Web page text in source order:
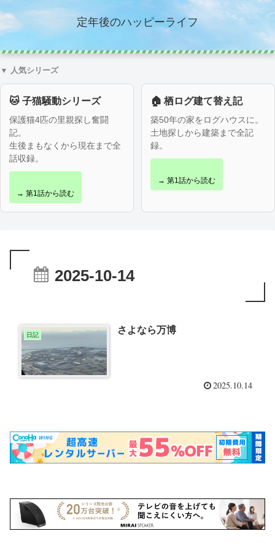
定年後のハッピーライフ
▼ 人気シリーズ
🐱 子猫騒動シリーズ
保護猫4匹の里親探し奮闘
記。
生後まもなくから現在まで全
話収録。
→ 第1話から読む
🏠 栖ログ建て替え記
築50年の家をログハウスに。
土地探しから建築まで全記
録。
→ 第1話から読む
2025-10-14
日記 さよなら万博
2025.10.14